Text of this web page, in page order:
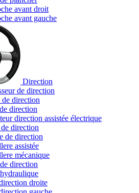
avant droit
avant gauche
Direction
de direction
direction
direction
direction assistée électrique
direction
de direction
assistée
mécanique
direction
droite